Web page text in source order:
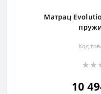
Матрац
Код
10